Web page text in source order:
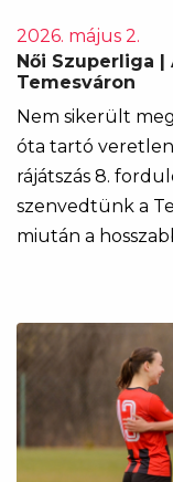
2026. május 2.
Női Szuperliga
Temesváron
Nem sikerült
óta tartó
rájátszás 8.
szenvedtünk a
miután a